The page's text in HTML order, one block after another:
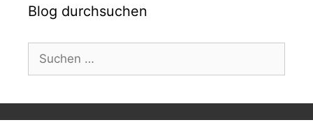
Blog durchsuchen
nach: